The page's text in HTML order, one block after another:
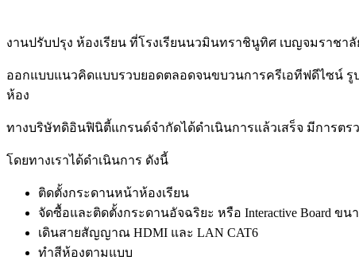
งานปรับปรุง ห้องเรียน ที่โรงเรียนนวมินทราชินูทิศ เบญจมราช
ออกแบบแนวคิดแบบรวบยอดตลอดจนขบวนการครีเอทีฟดีไซน์ รูป
ห้อง
ทางบริษัทดิอินฟินิตี้แกรนด์จำกัดได้ดำเนินการแล้วเสร็จ มีการตร
โดยทางเราได้ดำเนินการ ดังนี้
ติดตั้งกระดานหน้าห้องเรียน
จัดซื้อและติดตั้งกระดานอัจฉริยะ หรือ Interactive Board ขนา
เดินสายสัญญาณ HDMI และ LAN CAT6
ทำสีห้องตามแบบ